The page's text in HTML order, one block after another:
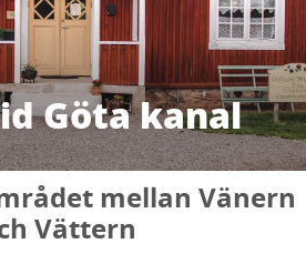
Göta kanal
mellan Vänern
Vättern